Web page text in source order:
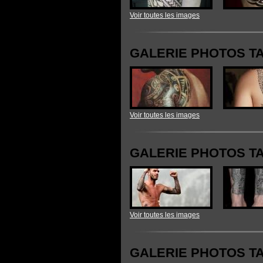
Voir toutes les images
GALERIE PHOTOS
Voir toutes les images
GALERIE PHOTOS
Voir toutes les images
GALERIE PHOTOS